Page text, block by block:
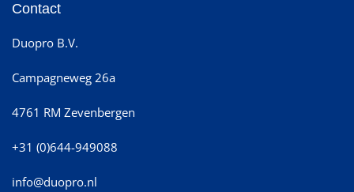
Contact
Duopro B.V.
Campagneweg 26a
4761 RM Zevenbergen
+31 (0)644-949088
info@duopro.nl